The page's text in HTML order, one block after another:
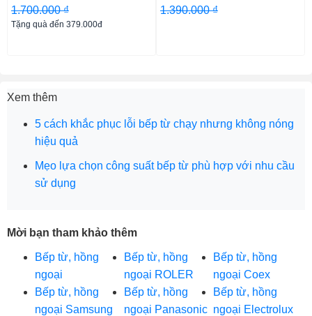
1.700.000 ₫
Tặng quà đến 379.000đ
1.390.000 ₫
Xem thêm
5 cách khắc phục lỗi bếp từ chạy nhưng không nóng
hiệu quả
Mẹo lựa chọn công suất bếp từ phù hợp với nhu cầu
sử dụng
Mời bạn tham khảo thêm
Bếp từ, hồng
ngoại
Bếp từ, hồng
ngoại ROLER
Bếp từ, hồng
ngoại Coex
Bếp từ, hồng
ngoại Samsung
Bếp từ, hồng
ngoại Panasonic
Bếp từ, hồng
ngoại Electrolux